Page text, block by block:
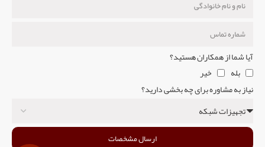
آیا شما از همکاران هستید؟
بله
خیر
نیاز به مشاوره برای چه بخشی دارید؟
ارسال مشخصات